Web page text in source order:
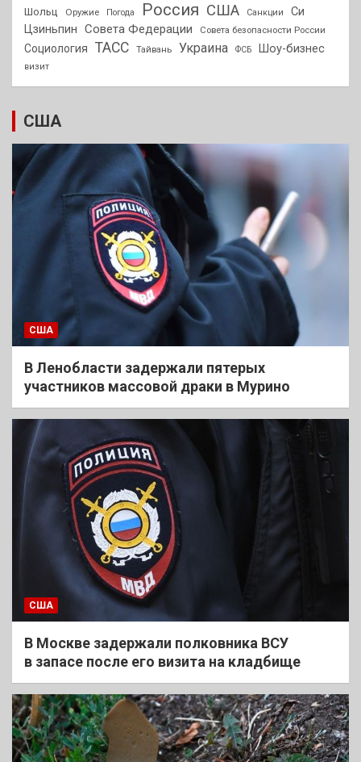
Шольц
Оружие Погода Россия США Санкции
Си
Цзиньпин Совета Федерации Совета безопасности России
Социология ТАСС Тайвань Украина ФСБ Шоу-бизнес
визит
США
США
В Ленобласти задержали пятерых
участников массовой драки в Мурино
США
В Москве задержали полковника ВСУ
в запасе после его визита на кладбище